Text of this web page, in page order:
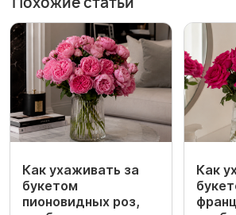
Как ухаживать за
букетом
пионовидных роз,
Как